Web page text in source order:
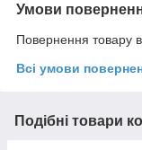
Умови
Повернення товару
Всі умови
Подібні товари